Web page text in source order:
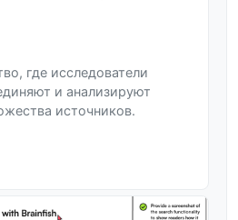
где исследователи
и анализируют
источников.